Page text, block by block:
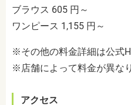
ブラウス 605 円～
ワンピース 1,155 円～
※その他の料金詳細は公式
※店舗によって料金が異な
アクセス